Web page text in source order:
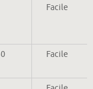
Facile
Facile